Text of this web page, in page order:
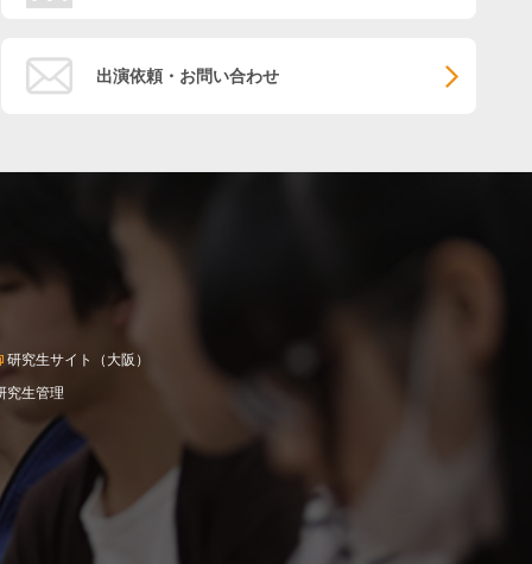
出演依頼・お問い合わせ
研究生サイト（大阪）
究生管理